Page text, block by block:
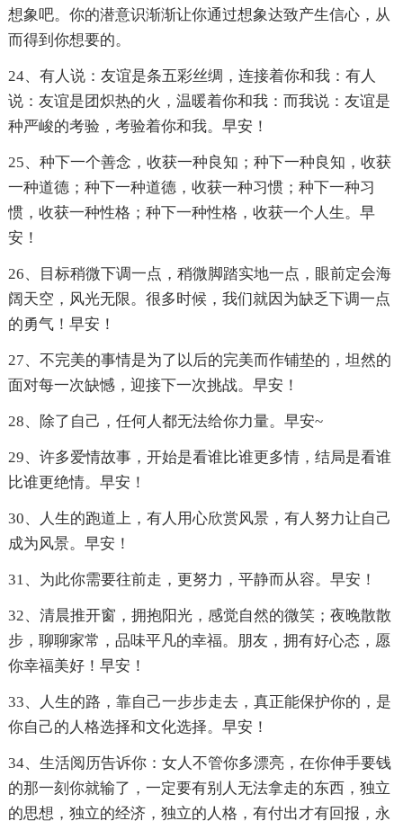
想象吧。你的潜意识渐渐让你通过想象达致产生信心，从
而得到你想要的。
24、有人说：友谊是条五彩丝绸，连接着你和我：有人
说：友谊是团炽热的火，温暖着你和我：而我说：友谊是
种严峻的考验，考验着你和我。早安！
25、种下一个善念，收获一种良知；种下一种良知，收获
一种道德；种下一种道德，收获一种习惯；种下一种习
惯，收获一种性格；种下一种性格，收获一个人生。早
安！
26、目标稍微下调一点，稍微脚踏实地一点，眼前定会海
阔天空，风光无限。很多时候，我们就因为缺乏下调一点
的勇气！早安！
27、不完美的事情是为了以后的完美而作铺垫的，坦然的
面对每一次缺憾，迎接下一次挑战。早安！
28、除了自己，任何人都无法给你力量。早安~
29、许多爱情故事，开始是看谁比谁更多情，结局是看谁
比谁更绝情。早安！
30、人生的跑道上，有人用心欣赏风景，有人努力让自己
成为风景。早安！
31、为此你需要往前走，更努力，平静而从容。早安！
32、清晨推开窗，拥抱阳光，感觉自然的微笑；夜晚散散
步，聊聊家常，品味平凡的幸福。朋友，拥有好心态，愿
你幸福美好！早安！
33、人生的路，靠自己一步步走去，真正能保护你的，是
你自己的人格选择和文化选择。早安！
34、生活阅历告诉你：女人不管你多漂亮，在你伸手要钱
的那一刻你就输了，一定要有别人无法拿走的东西，独立
的思想，独立的经济，独立的人格，有付出才有回报，永